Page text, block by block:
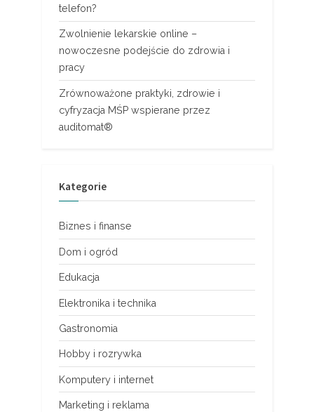
telefon?
Zwolnienie lekarskie online –
nowoczesne podejście do zdrowia i
pracy
Zrównoważone praktyki, zdrowie i
cyfryzacja MŚP wspierane przez
auditomat®
Kategorie
Biznes i finanse
Dom i ogród
Edukacja
Elektronika i technika
Gastronomia
Hobby i rozrywka
Komputery i internet
Marketing i reklama